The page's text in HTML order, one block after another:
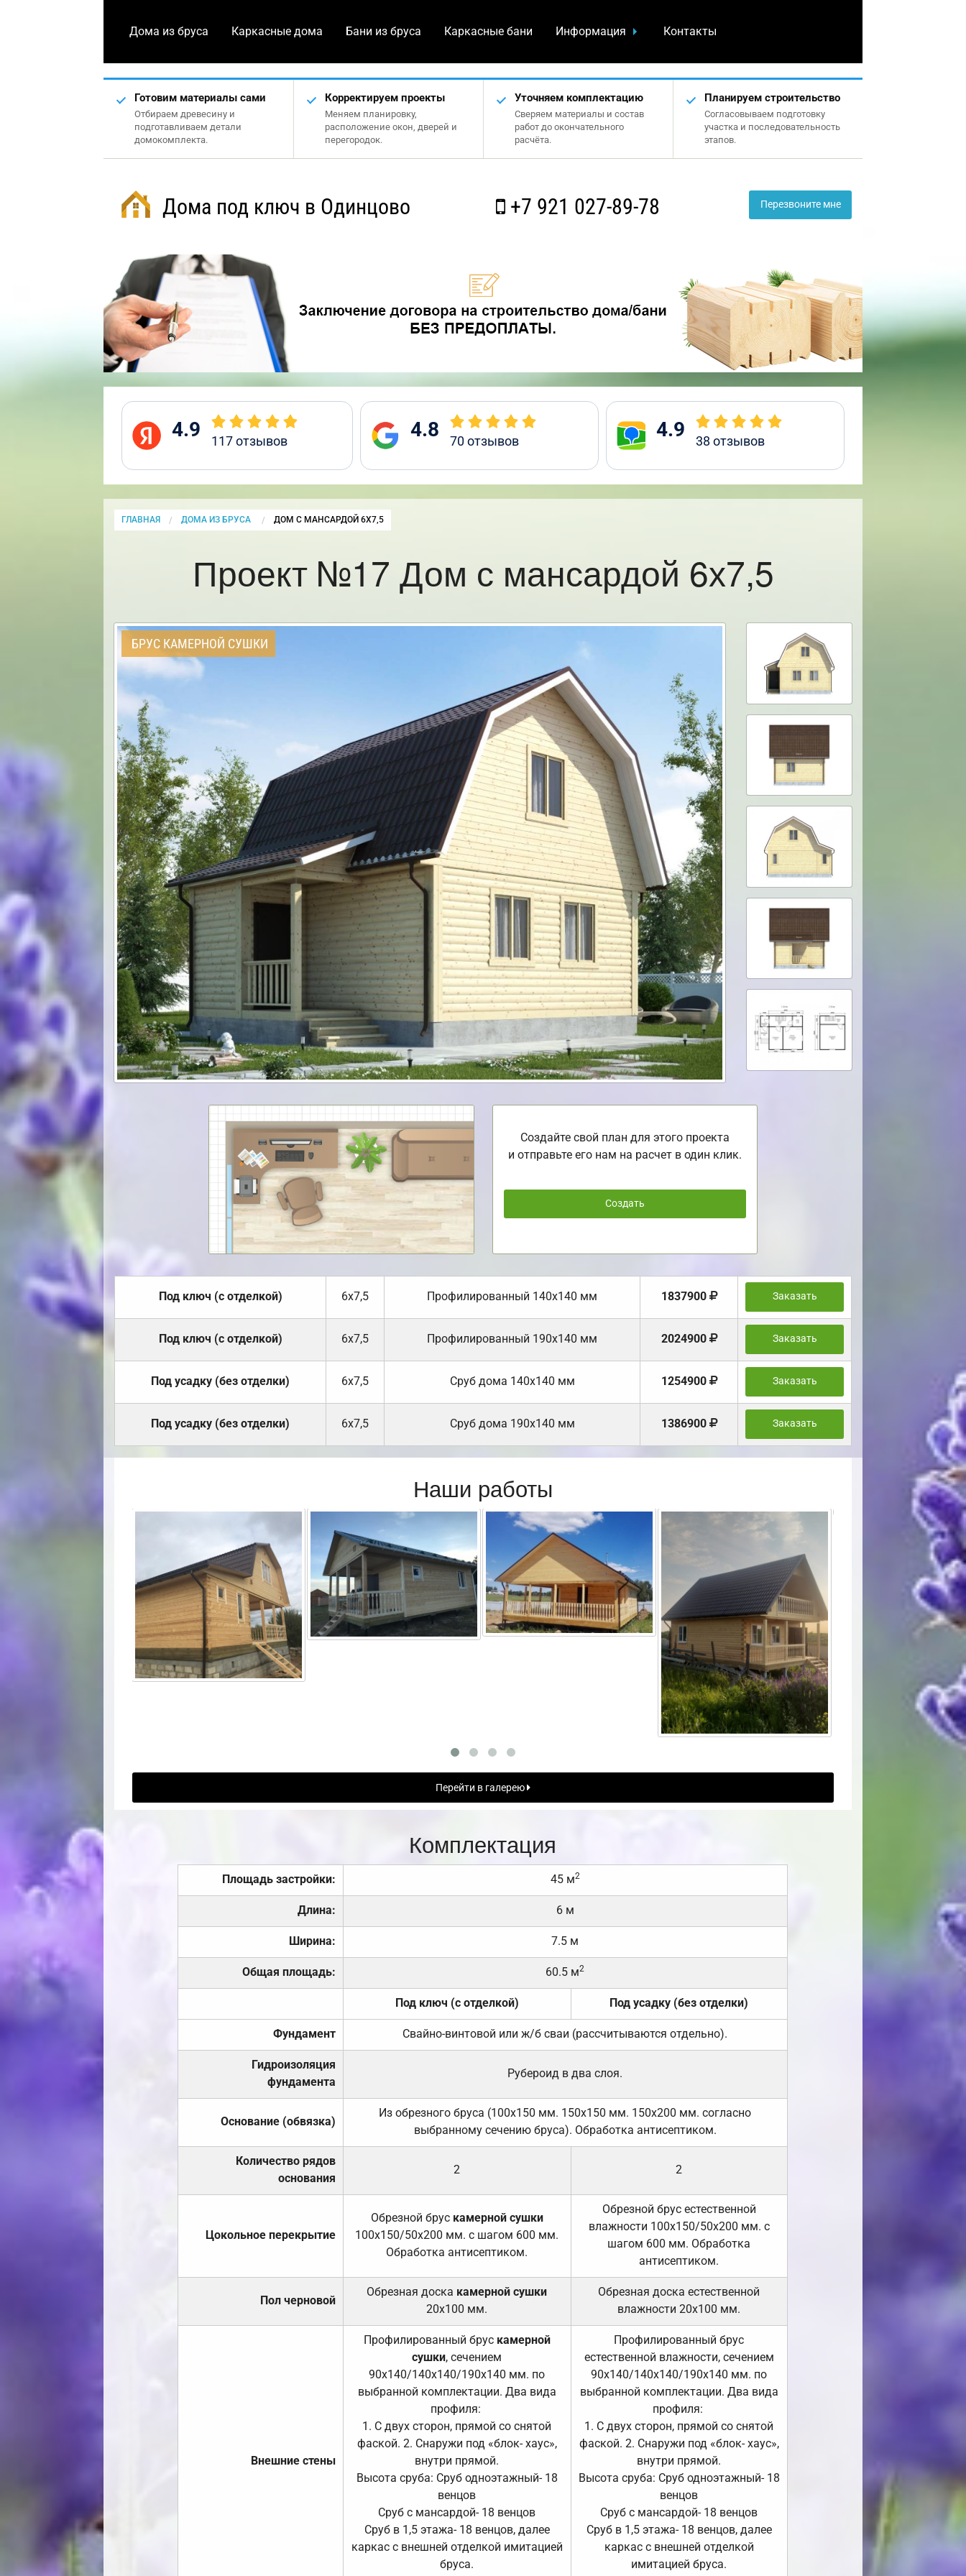
Дома из бруса Каркасные дома Бани из бруса Каркасные бани Информация Контакты
Готовим материалы сами
Отбираем древесину и
подготавливаем детали
домокомплекта.
Корректируем проекты
Меняем планировку,
расположение окон, дверей и
перегородок.
Уточняем комплектацию
Сверяем материалы и состав
работ до окончательного
расчёта.
Планируем строительство
Согласовываем подготовку
участка и последовательность
этапов.
Дома под ключ в Одинцово +7 921 027-89-78 Перезвоните мне
4.9 117отзывов 4.8 70отзывов 4.9 38 отзывов
ГЛАВНАЯ ДОМА ИЗ БРУСА CURRENT:
ДОМ С МАНСАРДОЙ 6Х7,5
Проект №17 Дом с мансардой 6х7,5
БРУС КАМЕРНОЙ СУШКИ
Создайте свой план для этого проекта
и отправьте его нам на расчет в один клик.
Создать
Под ключ (с отделкой) 6х7,5 Профилированный 140х140 мм 1837900 Заказать
Под ключ (с отделкой) 6х7,5 Профилированный 190х140 мм 2024900 Заказать
Под усадку (без отделки) 6х7,5 Cруб дома 140х140 мм 1254900 Заказать
Под усадку (без отделки) 6х7,5 Cруб дома 190х140 мм 1386900 Заказать
Наши работы
Перейти в галерею
Комплектация
Площадь застройки: 45 м2
Длина: 6 м
Ширина: 7.5 м
Общая площадь: 60.5 м2
Под ключ (с отделкой) Под усадку (без отделки)
Фундамент Свайно-винтовой или ж/б сваи (рассчитываются отдельно).
Гидроизоляция
фундамента
Рубероид в два слоя.
Основание (обвязка)
Из обрезного бруса (100х150 мм. 150х150 мм. 150х200 мм. согласно
выбранному сечению бруса). Обработка антисептиком.
Количество рядов
основания
2 2
Цокольное перекрытие
Обрезной брус камерной сушки
100х150/50х200 мм. с шагом 600 мм.
Обработка антисептиком.
Обрезной брус естественной
влажности 100х150/50х200 мм. с
шагом 600 мм. Обработка
антисептиком.
Пол черновой
Обрезная доска камерной сушки
20х100 мм.
Обрезная доска естественной
влажности 20х100 мм.
Внешние стены
Профилированный брус камерной
сушки, сечением
90х140/140х140/190х140 мм. по
выбранной комплектации. Два вида
профиля:
1. С двух сторон, прямой со снятой
фаской. 2. Снаружи под «блок- хаус»,
внутри прямой.
Высота сруба: Сруб одноэтажный- 18
венцов
Сруб с мансардой- 18 венцов
Сруб в 1,5 этажа- 18 венцов, далее
каркас с внешней отделкой имитацией
бруса.
Профилированный брус
естественной влажности, сечением
90х140/140х140/190х140 мм. по
выбранной комплектации. Два вида
профиля:
1. С двух сторон, прямой со снятой
фаской. 2. Снаружи под «блок- хаус»,
внутри прямой.
Высота сруба: Сруб одноэтажный- 18
венцов
Сруб с мансардой- 18 венцов
Сруб в 1,5 этажа- 18 венцов, далее
каркас с внешней отделкой
имитацией бруса.